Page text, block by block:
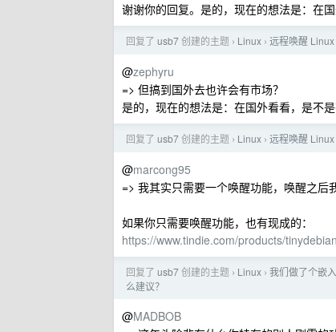
谢谢你的回复。是的，现在的想法是：在
回复了 usb7创建的主题 › Linux › 远程唤醒
@zephyru
=> 但搞到国外去也许会有市场？
是的，现在的想法是：在国外看看，是不是
回复了 usb7创建的主题 › Linux › 远程唤醒
@marcong95
=> 我其实只需要一个唤醒功能，唤醒之后
如果你只需要唤醒功能，也有现成的：
https://www.tindie.com/products/
回复了 usb7创建的主题 › Linux › 我们做了个嵌
么建议？
@MADBOB